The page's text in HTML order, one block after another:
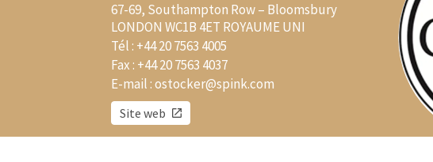
67-69, Southampton Row – Bloomsbury
LONDON WC1B 4ET ROYAUME UNI
Tél : +44 20 7563 4005
Fax : +44 20 7563 4037
E-mail :ostocker@spink.com
Site web